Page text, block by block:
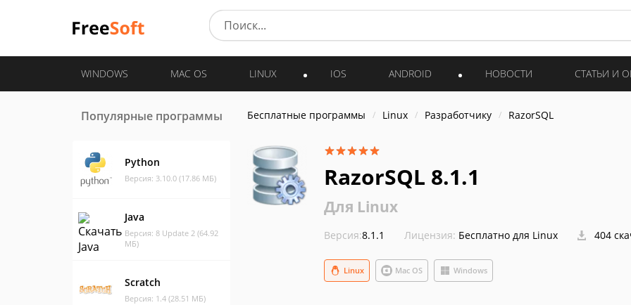
WINDOWS MAC OS LINUX IOS ANDROID НОВОСТИ СТАТЬИ И
Популярные программы
Python
Версия: 3.10.0 (17.86 МБ)
Java
Версия: 8 Update 2 (64.92
МБ)
Scratch
Версия: 1.4 (28.51 МБ)
Бесплатные программы Linux Разработчику RazorSQL
RazorSQL 8.1.1
Для Linux
Версия:8.1.1 Лицензия: Бесплатно для Linux 404
Mac OS Windows
Linux